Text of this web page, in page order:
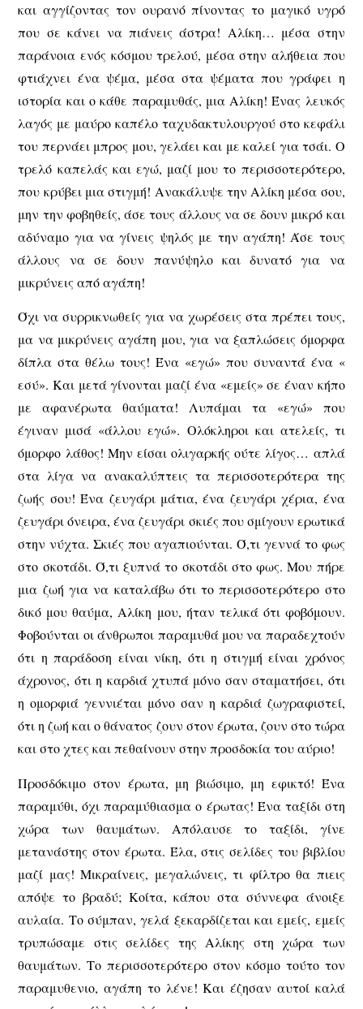
και αγγίζοντας τον ουρανό πίνοντας το μαγικό υγρό
που σε κάνει να πιάνεις άστρα! Αλίκη… μέσα στην
παράνοια ενός κόσμου τρελού, μέσα στην αλήθεια που
φτιάχνει ένα ψέμα, μέσα στα ψέματα που γράφει η
ιστορία και ο κάθε παραμυθάς, μια Αλίκη! Ένας λευκός
λαγός με μαύρο καπέλο ταχυδακτυλουργού στο κεφάλι
του περνάει μπρος μου, γελάει και με καλεί για τσάι. Ο
τρελό καπελάς και εγώ, μαζί μου το περισσοτερότερο,
που κρύβει μια στιγμή! Ανακάλυψε την Αλίκη μέσα σου,
μην την φοβηθείς, άσε τους άλλους να σε δουν μικρό και
αδύναμο για να γίνεις ψηλός με την αγάπη! Άσε τους
άλλους να σε δουν πανύψηλο και δυνατό για να
μικρύνεις από αγάπη!
Όχι να συρρικνωθείς για να χωρέσεις στα πρέπει τους,
μα να μικρύνεις αγάπη μου, για να ξαπλώσεις όμορφα
δίπλα στα θέλω τους! Ένα «εγώ» που συναντά ένα «
εσύ». Και μετά γίνονται μαζί ένα «εμείς» σε έναν κήπο
με αφανέρωτα θαύματα! Λυπάμαι τα «εγώ» που
έγιναν μισά «άλλου εγώ». Ολόκληροι και ατελείς, τι
όμορφο λάθος! Μην είσαι ολιγαρκής ούτε λίγος… απλά
στα λίγα να ανακαλύπτεις τα περισσοτερότερα της
ζωής σου! Ένα ζευγάρι μάτια, ένα ζευγάρι χέρια, ένα
ζευγάρι όνειρα, ένα ζευγάρι σκιές που σμίγουν ερωτικά
στην νύχτα. Σκιές που αγαπιούνται. Ό,τι γεννά το φως
στο σκοτάδι. Ό,τι ξυπνά το σκοτάδι στο φως. Μου πήρε
μια ζωή για να καταλάβω ότι το περισσοτερότερο στο
δικό μου θαύμα, Αλίκη μου, ήταν τελικά ότι φοβόμουν.
Φοβούνται οι άνθρωποι παραμυθά μου να παραδεχτούν
ότι η παράδοση είναι νίκη, ότι η στιγμή είναι χρόνος
άχρονος, ότι η καρδιά χτυπά μόνο σαν σταματήσει, ότι
η ομορφιά γεννιέται μόνο σαν η καρδιά ζωγραφιστεί,
ότι η ζωή και ο θάνατος ζουν στον έρωτα, ζουν στο τώρα
και στο χτες και πεθαίνουν στην προσδοκία του αύριο!
Προσδόκιμο στον έρωτα, μη βιώσιμο, μη εφικτό! Ένα
παραμύθι, όχι παραμύθιασμα ο έρωτας! Ένα ταξίδι στη
χώρα των θαυμάτων. Απόλαυσε το ταξίδι, γίνε
μετανάστης στον έρωτα. Έλα, στις σελίδες του βιβλίου
μαζί μας! Μικραίνεις, μεγαλώνεις, τι φίλτρο θα πιεις
απόψε το βραδύ; Κοίτα, κάπου στα σύννεφα άνοιξε
αυλαία. Το σύμπαν, γελά ξεκαρδίζεται και εμείς, εμείς
τρυπώσαμε στις σελίδες της Aλίκης στη χώρα των
θαυμάτων. Το περισσοτερότερο στον κόσμο τούτο τον
παραμυθενιο, αγάπη το λένε! Και έζησαν αυτοί καλά